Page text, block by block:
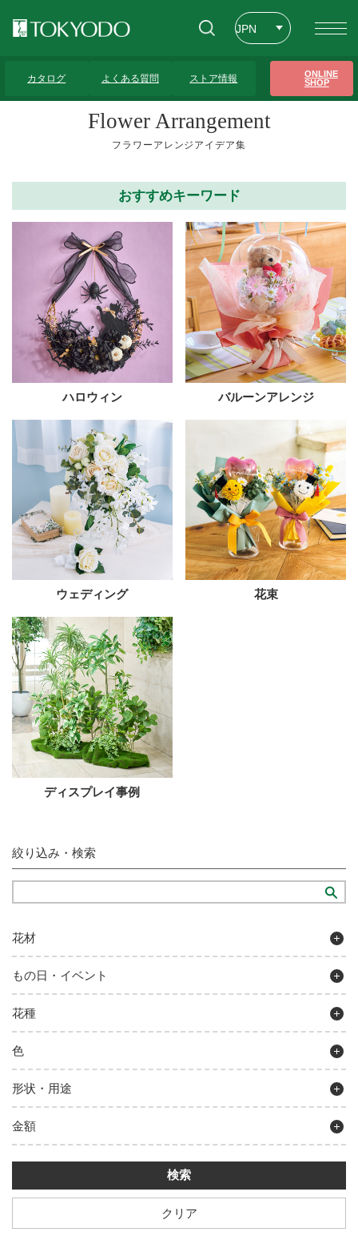
JPN
カタログ よくある質問 ストア情報
ONLINE
SHOP
Flower Arrangement
フラワーアレンジアイデア集
おすすめキーワード
ハロウィン バルーンアレンジ
ウェディング 花束
ディスプレイ事例
絞り込み・検索
花材
もの日・イベント
花種
色
形状・用途
金額
クリア